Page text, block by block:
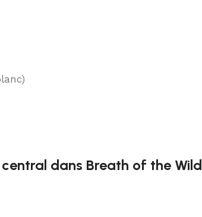
dans Breath of the Wild